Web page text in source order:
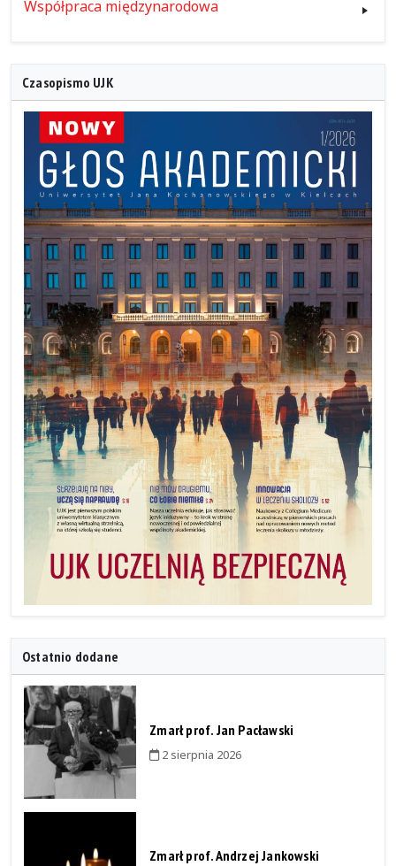
Współpraca międzynarodowa
Czasopismo UJK
Ostatnio dodane
Zmarł prof. Jan Pacławski
2 sierpnia 2026
Zmarł prof. Andrzej Jankowski